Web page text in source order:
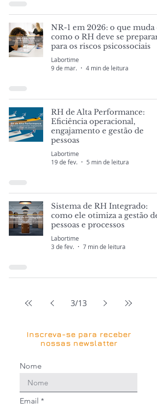
NR-1 em 2026: o que muda e
como o RH deve se preparar
para os riscos psicossociais
Labortime
9 de mar.
4 min de leitura
RH de Alta Performance:
Eficiência operacional,
engajamento e gestão de
pessoas
Labortime
19 de fev.
5 min de leitura
Sistema de RH Integrado:
como ele otimiza a gestão de
pessoas e processos
Labortime
3 de fev.
7 min de leitura
3/13
Inscreva-se para receber
nossas newslatter
Nome
Email